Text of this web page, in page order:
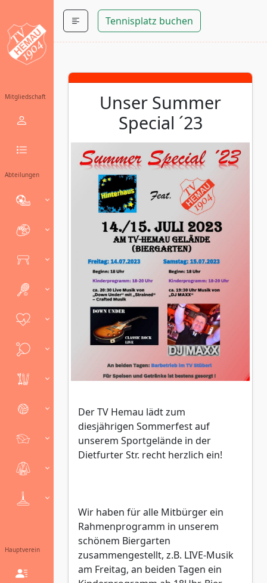
Mitgliedschaft
Abteilungen
Hauptverein
Tennisplatz buchen
Unser Summer
Special ´23
Der TV Hemau lädt zum
diesjährigen Sommerfest auf
unserem Sportgelände in der
Dietfurter Str. recht herzlich ein!
Wir haben für alle Mitbürger ein
Rahmenprogramm in unserem
schönem Biergarten
zusammengestellt, z.B. LIVE-Musik
am Freitag, an beiden Tagen ein